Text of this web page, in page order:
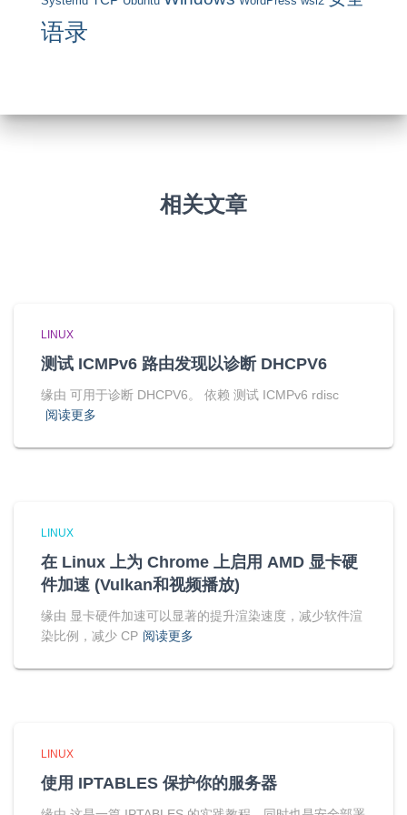
语录
相关文章
LINUX
测试 ICMPv6 路由发现以诊断 DHCPV6
缘由 可用于诊断 DHCPV6。 依赖 测试 ICMPv6 rdisc
阅读更多
LINUX
在 Linux 上为 Chrome 上启用 AMD 显卡硬
件加速 (Vulkan和视频播放)
缘由 显卡硬件加速可以显著的提升渲染速度，减少软件渲
染比例，减少 CP 阅读更多
LINUX
使用 IPTABLES 保护你的服务器